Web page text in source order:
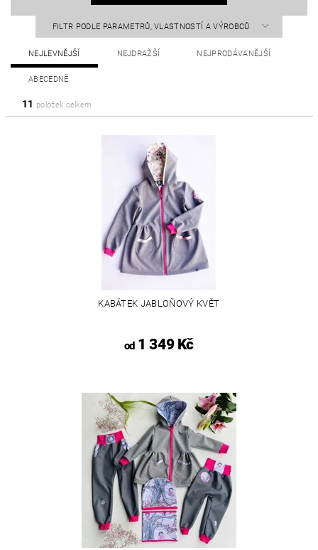
FILTR PODLE PARAMETRŮ, VLASTNOSTÍ A VÝROBCŮ
NEJLEVNĚJŠÍ NEJDRAŽŠÍ NEJPRODÁVANĚJŠÍ
ABECEDNĚ
11 položek celkem
KABÁTEK JABLOŇOVÝ KVĚT
od1 349 Kč